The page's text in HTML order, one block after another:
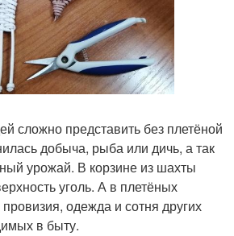
сложно представить без плетёной
добыча, рыба или дичь, а так
урожай. В корзине из шахты
уголь. А в плетёных
одежда и сотня других
в быту.